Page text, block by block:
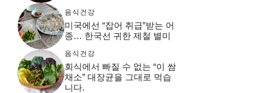
음식건강
미국에선 “잡어 취급”받는 어
종… 한국선 귀한 제철 별미
음식건강
회식에서 빠질 수 없는 “이 쌈
채소” 대장균을 그대로 먹습
니다.